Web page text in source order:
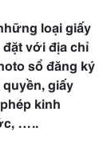
loại giấy
với địa chỉ
sổ đăng ký
giấy
kinh
…..